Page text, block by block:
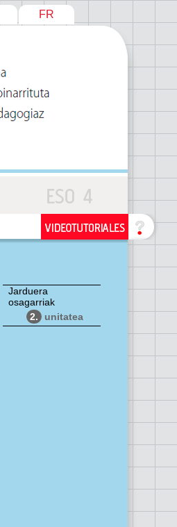
FR
Jarduera
osagarriak
2.
unitatea